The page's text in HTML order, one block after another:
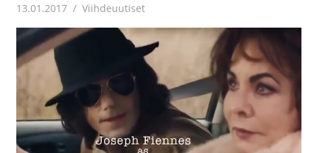
13.01.2017 Juha Kaunisto
Viihdeuutiset